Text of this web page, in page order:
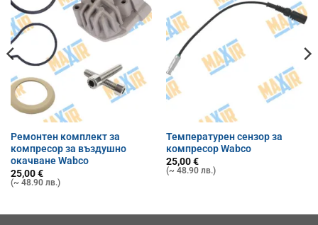
Ремонтен комплект за
компресор за въздушно
окачване Wabco
25,00€
(~ 48.90 лв.)
Температурен сензор за
компресор Wabco
25,00€
(~ 48.90 лв.)